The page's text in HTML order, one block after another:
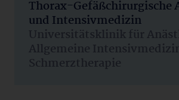
Thorax-Gefäßchirurgische
und Intensivmedizin
Universitätsklinik für
Allgemeine
Schmerztherapie